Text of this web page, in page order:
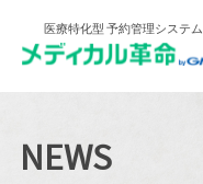
医療特化型 予約管理システム
NEWS